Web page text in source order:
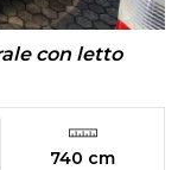
con letto
740 cm